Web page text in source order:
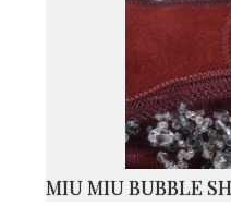
MIU MIU BUBBLE